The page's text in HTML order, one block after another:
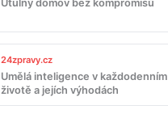
Útulný domov bez kompromisů
24zpravy.cz
Umělá inteligence v každodenním
životě a jejích výhodách